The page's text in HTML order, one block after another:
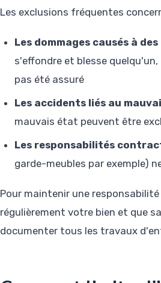
Les exclusions fréquentes
Les dommages causés à
s'effondre et blesse
pas été assuré
Les accidents liés au
mauvais état peuvent être
Les responsabilités
garde-meubles par exemple)
Pour maintenir une
régulièrement votre bien et que
documenter tous les travaux